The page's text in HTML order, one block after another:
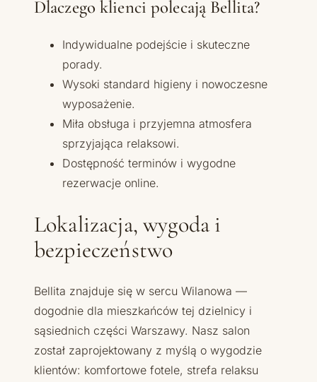
Dlaczego klienci polecają Bellita?
Indywidualne podejście i skuteczne
porady.
Wysoki standard higieny i nowoczesne
wyposażenie.
Miła obsługa i przyjemna atmosfera
sprzyjająca relaksowi.
Dostępność terminów i wygodne
rezerwacje online.
Lokalizacja, wygoda i
bezpieczeństwo
Bellita znajduje się w sercu Wilanowa —
dogodnie dla mieszkańców tej dzielnicy i
sąsiednich części Warszawy. Nasz salon
został zaprojektowany z myślą o wygodzie
klientów: komfortowe fotele, strefa relaksu